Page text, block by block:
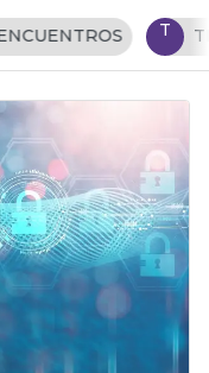
T TENDENCIAS TI